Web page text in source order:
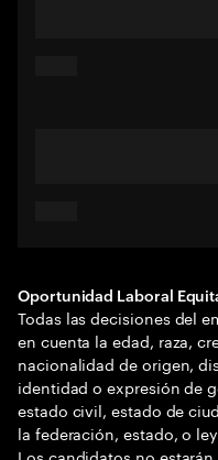
Oportunidad Laboral
Todas las decisiones del
en cuenta la edad, raza,
nacionalidad de origen,
identidad o expresión de
estado civil, estado de
la federación, estado, o